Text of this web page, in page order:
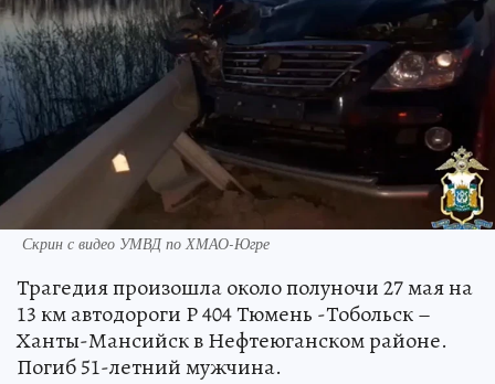
Скрин с видео УМВД по ХМАО-Югре
Трагедия произошла около полуночи 27 мая на
13 км автодороги Р 404 Тюмень -Тобольск –
Ханты-Мансийск в Нефтеюганском районе.
Погиб 51-летний мужчина.